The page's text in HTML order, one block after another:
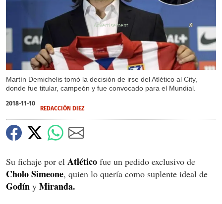
Martín Demichelis tomó la decisión de irse del Atlético al City,
donde fue titular, campeón y fue convocado para el Mundial.
X
2018-11-10
REDACCIÓN DIEZ
Su fichaje por el Atlético fue un pedido exclusivo de
Cholo Simeone, quien lo quería como suplente ideal de
Godín y Miranda.